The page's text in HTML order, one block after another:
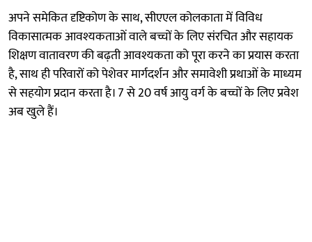
अपने समेकित दृष्टिकोण के साथ, सीएएल कोलकाता में विविध
विकासात्मक आवश्यकताओं वाले बच्चों के लिए संरचित और सहायक
शिक्षण वातावरण की बढ़ती आवश्यकता को पूरा करने का प्रयास करता
है, साथ ही परिवारों को पेशेवर मार्गदर्शन और समावेशी प्रथाओं के माध्यम
से सहयोग प्रदान करता है। 7 से 20 वर्ष आयु वर्ग के बच्चों के लिए प्रवेश
अब खुले हैं।